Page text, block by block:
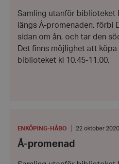
Samling utanför biblioteket
längs Å-promenaden, förbi
sidan om ån, och tar den
Det finns möjlighet att
biblioteket kl 10.45-11.00.
PLATS:
ENKÖPING-HÅBO
Datum:
22 oktober 2020
Å-promenad